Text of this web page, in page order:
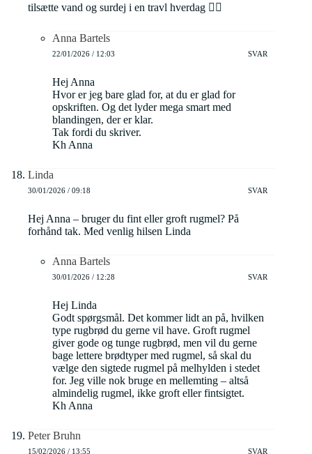
tilsætte vand og surdej i en travl hverdag 👌🏻
Anna Bartels
22/01/2026 / 12:03 SVAR
Hej Anna
Hvor er jeg bare glad for, at du er glad for
opskriften. Og det lyder mega smart med
blandingen, der er klar.
Tak fordi du skriver.
Kh Anna
Linda
30/01/2026 / 09:18 SVAR
Hej Anna – bruger du fint eller groft rugmel? På
forhånd tak. Med venlig hilsen Linda
Anna Bartels
30/01/2026 / 12:28 SVAR
Hej Linda
Godt spørgsmål. Det kommer lidt an på, hvilken
type rugbrød du gerne vil have. Groft rugmel
giver gode og tunge rugbrød, men vil du gerne
bage lettere brødtyper med rugmel, så skal du
vælge den sigtede rugmel på melhylden i stedet
for. Jeg ville nok bruge en mellemting – altså
almindelig rugmel, ikke groft eller fintsigtet.
Kh Anna
Peter Bruhn
15/02/2026 / 13:55 SVAR